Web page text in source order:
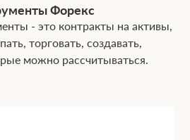
Форекс
- это контракты на активы,
торговать, создавать,
можно рассчитываться.